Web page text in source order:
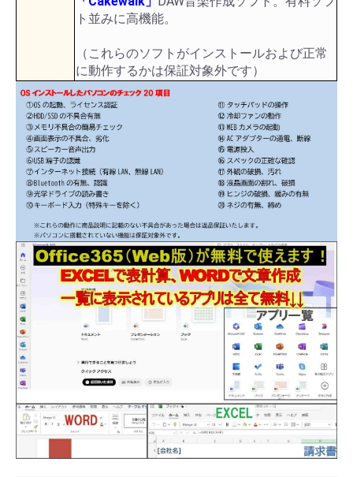
ト並みに高機能。
（これらのソフトがインストールおよび正常
に動作するかは保証対象外です）